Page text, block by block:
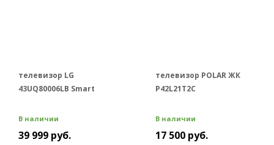
телевизор LG
43UQ80006LB Smart
В наличии
39 999 руб.
телевизор POLAR ЖК
P42L21T2C
В наличии
17 500 руб.